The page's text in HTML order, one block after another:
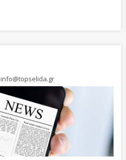
info@topselida.gr